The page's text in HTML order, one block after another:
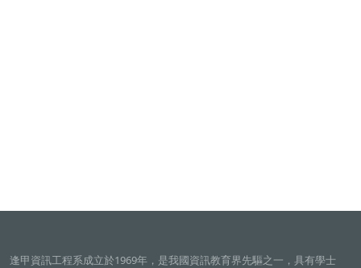
逢甲資訊工程系成立於1969年，是我國資訊教育界先驅之一，具有學士